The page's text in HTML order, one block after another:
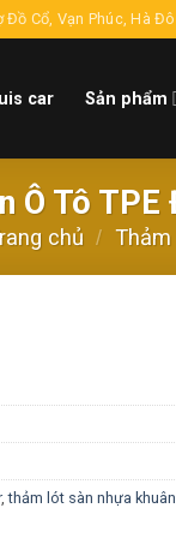
Đồ Cổ, Vạn Phúc, Hà
car Sản phẩm
Ô Tô
chủ /
,thảm lót sàn nhựa